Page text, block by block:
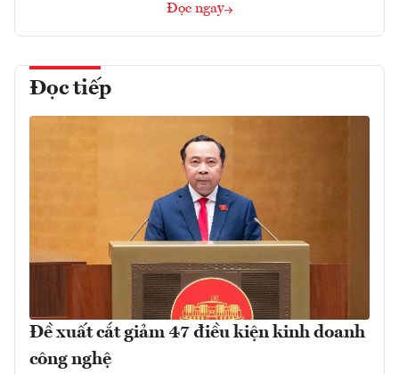
Đọc ngay
Đọc tiếp
Đề xuất cắt giảm 47 điều kiện kinh doanh
công nghệ